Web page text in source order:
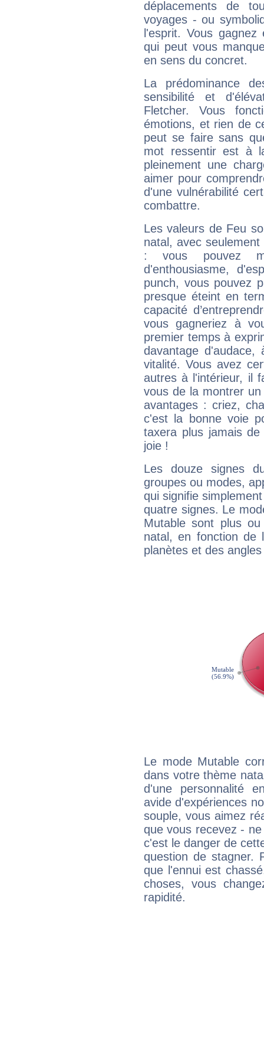
déplacements de
voyages - ou
l'esprit. Vous
qui peut vous
en sens du concret.
La prédominance
sensibilité et
Fletcher. Vous
émotions, et rien de
peut se faire sans
mot ressentir est à
pleinement une
aimer pour
d'une vulnérabilité
combattre.
Les valeurs de Feu
natal, avec
: vous pouvez
d'enthousiasme,
punch, vous pouvez
presque éteint en
capacité
vous gagneriez à
premier temps à
davantage
vitalité. Vous avez
autres à l'intérieur, il
vous de la montrer
avantages : criez,
c'est la bonne voie
taxera plus jamais
joie !
Les douze signes
groupes ou modes,
qui signifie
quatre signes. Le
Mutable sont plus
natal, en fonction de
planètes et des
Le mode Mutable
dans votre thème
d'une personnalité
avide d'expériences
souple, vous aimez
que vous recevez -
c'est le danger de
question de stagner.
que l'ennui est
choses, vous
rapidité.